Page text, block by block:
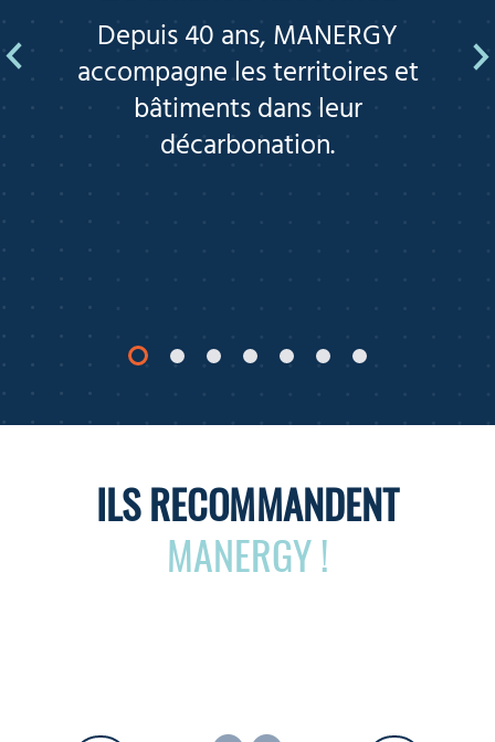
Depuis 40 ans, MANERGY
accompagne les territoires et
bâtiments dans leur
décarbonation.
ILS RECOMMANDENT
MANERGY !